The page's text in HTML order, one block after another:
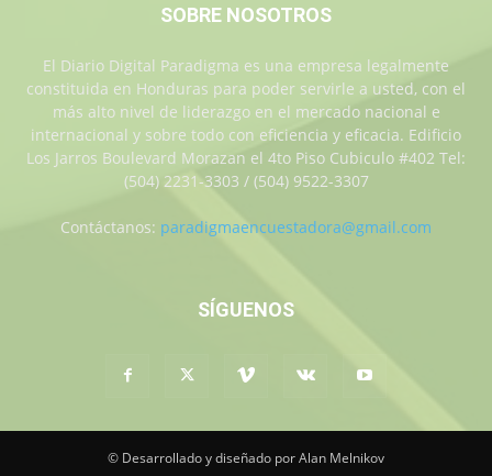
SOBRE NOSOTROS
El Diario Digital Paradigma es una empresa legalmente
constituida en Honduras para poder servirle a usted, con el
más alto nivel de liderazgo en el mercado nacional e
internacional y sobre todo con eficiencia y eficacia. Edificio
Los Jarros Boulevard Morazan el 4to Piso Cubiculo #402 Tel:
(504) 2231-3303 / (504) 9522-3307
Contáctanos: paradigmaencuestadora@gmail.com
SÍGUENOS
© Desarrollado y diseñado por Alan Melnikov